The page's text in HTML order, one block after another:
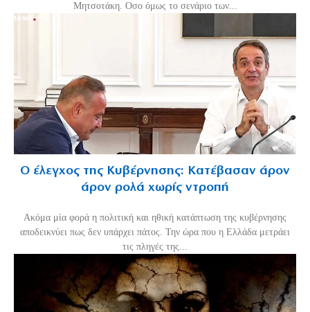
Μητσοτάκη. Οσο όμως το σενάριο των...
Ο έλεγχος της Κυβέρνησης: Κατέβασαν άρον
άρον ρολά χωρίς ντροπή
Ακόμα μία φορά η πολιτική και ηθική κατάπτωση της κυβέρνησης
αποδεικνύει πως δεν υπάρχει πάτος. Την ώρα που η Ελλάδα μετράει
τις πληγές της...